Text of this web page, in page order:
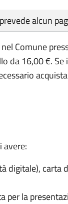
alcun
Comune
da 16,00 €.
avere:
digitale), carta
la